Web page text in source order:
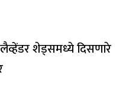
शेड्समध्ये दिसणारे